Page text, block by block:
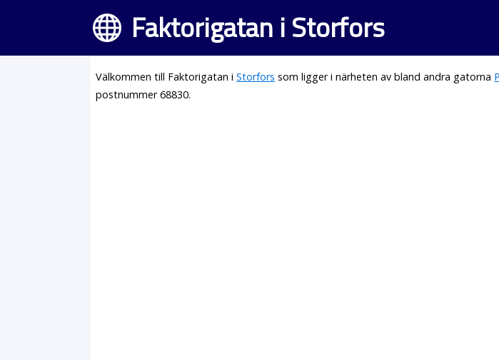
Faktorigatan i Storfors
Välkommen till Faktorigatan iStorfors som ligger i närheten av bland andra gatorna
postnummer 68830.